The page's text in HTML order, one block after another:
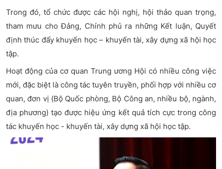
Trong đó, tổ chức được các hội nghị, hội thảo quan trọng,
tham mưu cho Đảng, Chính phủ ra những Kết luận, Quyết
định thúc đẩy khuyến học – khuyến tài, xây dựng xã hội học
tập.
Hoạt động của cơ quan Trung ương Hội có nhiều công việc
mới, đặc biệt là công tác tuyên truyền, phối hợp với nhiều cơ
quan, đơn vị (Bộ Quốc phòng, Bộ Công an, nhiều bộ, ngành,
địa phương) tạo được hiệu ứng kết quả tích cực trong công
tác khuyến học - khuyến tài, xây dựng xã hội học tập.